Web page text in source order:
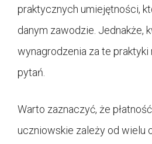
praktycznych umiejętności,
danym zawodzie. Jednakże,
wynagrodzenia za te
pytań.
Warto zaznaczyć, że
uczniowskie zależy od wielu